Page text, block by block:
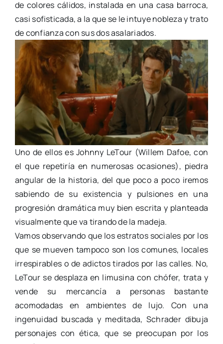
de colores cálidos, instalada en una casa barroca,
casi sofisticada, a la que se le intuye nobleza y trato
de confianza con sus dos asalariados.
Uno de ellos es Johnny LeTour (Willem Dafoe, con
el que repetiría en numerosas ocasiones), piedra
angular de la historia, del que poco a poco iremos
sabiendo de su existencia y pulsiones en una
progresión dramática muy bien escrita y planteada
visualmente que va tirando de la madeja.
Vamos observando que los estratos sociales por los
que se mueven tampoco son los comunes, locales
irrespirables o de adictos tirados por las calles. No,
LeTour se desplaza en limusina con chófer, trata y
vende su mercancía a personas bastante
acomodadas en ambientes de lujo. Con una
ingenuidad buscada y meditada, Schrader dibuja
personajes con ética, que se preocupan por los